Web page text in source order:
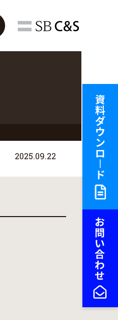
2025.09.22